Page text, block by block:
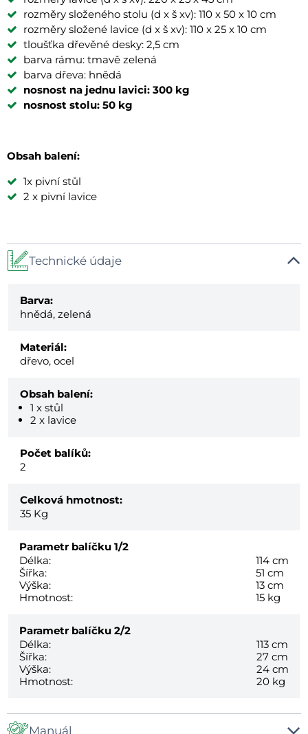
rozměry složeného stolu (d x š xv): 110 x 50 x 10 cm
rozměry složené lavice (d x š xv): 110 x 25 x 10 cm
tloušťka dřevěné desky: 2,5 cm
barva rámu: tmavě zelená
barva dřeva: hnědá
nosnost na jednu lavici: 300 kg
nosnost stolu: 50 kg
Obsah balení:
1x pivní stůl
2 x pivní lavice
Technické údaje
Barva:
hnědá, zelená
Materiál:
dřevo, ocel
Obsah balení:
1 x stůl
2 x lavice
Počet balíků:
2
Celková hmotnost:
35 Kg
Parametr balíčku 1/2
Délka:
114 cm
Šířka:
51 cm
Výška:
13 cm
Hmotnost:
15 kg
Parametr balíčku 2/2
Délka:
113 cm
Šířka:
27 cm
Výška:
24 cm
Hmotnost:
20 kg
Manuál